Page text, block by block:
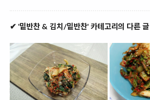
✔ '밑반찬 & 김치/밑반찬' 카테고리의 다른 글